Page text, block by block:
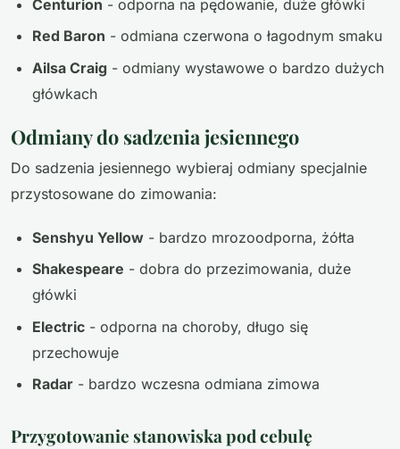
Centurion - odporna na pędowanie, duże główki
Red Baron - odmiana czerwona o łagodnym smaku
Ailsa Craig - odmiany wystawowe o bardzo dużych
główkach
Odmiany do sadzenia jesiennego
Do sadzenia jesiennego wybieraj odmiany specjalnie
przystosowane do zimowania:
Senshyu Yellow - bardzo mrozoodporna, żółta
Shakespeare - dobra do przezimowania, duże
główki
Electric - odporna na choroby, długo się
przechowuje
Radar - bardzo wczesna odmiana zimowa
Przygotowanie stanowiska pod cebulę